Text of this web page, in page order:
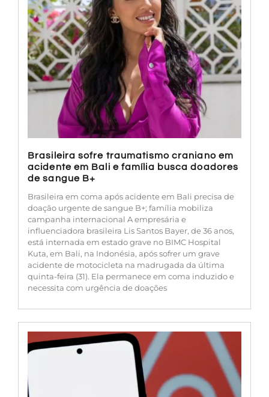
Brasileira sofre traumatismo craniano em
acidente em Bali e família busca doadores
de sangue B+
Brasileira em coma após acidente em Bali precisa de
doação urgente de sangue B+; família mobiliza
campanha internacional A empresária e
influenciadora brasileira Lis Santos Bayer, de 36 anos,
está internada em estado grave no BIMC Hospital
Kuta, em Bali, na Indonésia, após sofrer um grave
acidente de motocicleta na madrugada da última
quinta-feira (31). Ela permanece em coma induzido e
necessita com urgência de doações